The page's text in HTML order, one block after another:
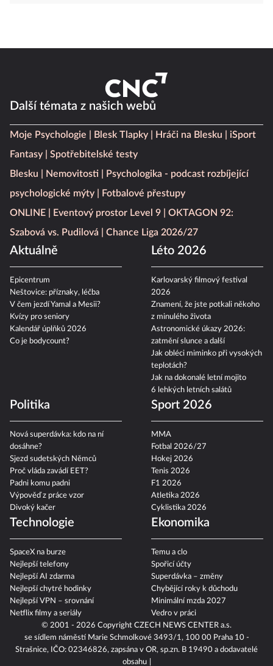
© 2001 - 2026 Copyright CZECH NEWS CENTER a.s.
se sídlem náměstí Marie Schmolkové 3493/1, 100 00 Praha 10 -
Strašnice, IČO: 02346826, zapsána v OR, sp.zn. B 19490 a dodavatelé
obsahu
Další témata z našich webů
Moje Psychologie Blesk Tlapky Hráči na Blesku
iSport
Fantasy
Spotřebitelské testy
Blesku
Nemovitosti
Psychologika - podcast rozbíjející
psychologické mýty
Fotbalové přestupy
ONLINE
Eventový prostor Level 9
OKTAGON 92:
Szabová vs. Pudilová
Chance Liga 2026/27
Aktuálně
Epicentrum
Neštovice: příznaky, léčba
V čem jezdí Yamal a Mesii?
Kvízy pro seniory
Kalendář úplňků 2026
Co je bodycount?
Léto 2026
Karlovarský filmový festival
2026
Znamení, že jste potkali někoho
z minulého života
Astronomické úkazy 2026:
zatmění slunce a další
Jak obléci miminko při vysokých
teplotách?
Jak na dokonalé letní mojito
6 lehkých letních salátů
Politika
Nová superdávka: kdo na ní
dosáhne?
Sjezd sudetských Němců
Proč vláda zavádí EET?
Padni komu padni
Výpověď z práce vzor
Divoký kačer
Sport 2026
MMA
Fotbal 2026/27
Hokej 2026
Tenis 2026
F1 2026
Atletika 2026
Cyklistika 2026
Technologie
SpaceX na burze
Nejlepší telefony
Nejlepší AI zdarma
Nejlepší chytré hodinky
Nejlepší VPN – srovnání
Netflix filmy a seriály
Ekonomika
Temu a clo
Spořicí účty
Superdávka – změny
Chybějící roky k důchodu
Minimální mzda 2027
Vedro v práci